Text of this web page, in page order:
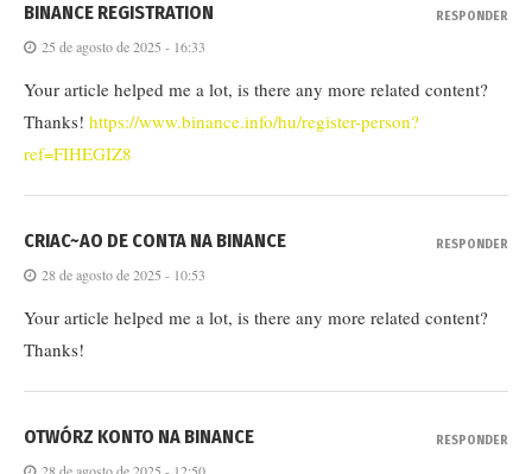
BINANCE REGISTRATION
25 de agosto de 2025 - 16:33
Your article helped me a lot, is there any more related content?
Thanks! https://www.binance.info/hu/register-person?
ref=FIHEGIZ8
RESPONDER
CRIAC~AO DE CONTA NA BINANCE
28 de agosto de 2025 - 10:53
Your article helped me a lot, is there any more related content?
Thanks!
RESPONDER
OTWÓRZ KONTO NA BINANCE RESPONDER